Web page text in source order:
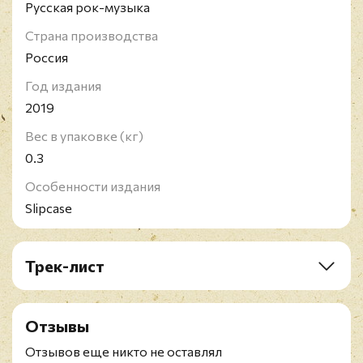
Русская рок-музыка
Страна производства
Россия
Год издания
2019
Вес в упаковке (кг)
0.3
Особенности издания
Slipcase
Трек-лист
CD1: Звезда По Имени Солнце
2. Звезда По Имени Солнце
3. Невесёлая Песня
Отзывы
Отзывов еще никто не оставлял